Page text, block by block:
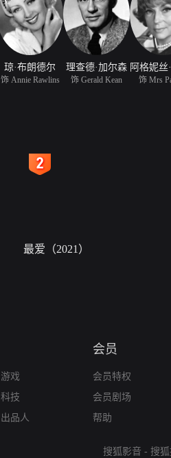
琼·布朗德尔
饰 Annie Rawlins
理查德·加尔森
饰 Gerald Kean 饰 Mrs
最爱（2021）
游戏
科技
出品人
会员
会员特权
会员剧场
帮助
搜狐影音 - 搜